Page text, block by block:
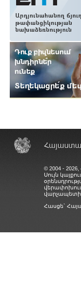
© 2004 -
Սույն
վարչապետի
Հասցե`